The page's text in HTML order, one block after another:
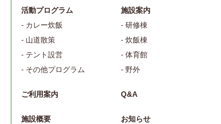
活動プログラム
- カレー炊飯
- 山道散策
- テント設営
- その他プログラム
施設案内
- 研修棟
- 炊飯棟
- 体育館
- 野外
ご利用案内 Q&A
施設概要
お知らせ